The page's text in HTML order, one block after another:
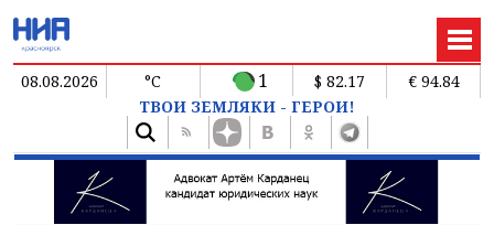
08.08.2026 °C 1 $ 82.17
€ 94.84
ТВОИ ЗЕМЛЯКИ - ГЕРОИ!